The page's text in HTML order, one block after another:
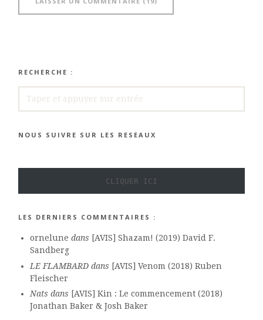
RECHERCHE :
NOUS SUIVRE SUR LES RESEAUX
CLIQUER ICI
LES DERNIERS COMMENTAIRES :
ornelune dans [AVIS] Shazam! (2019) David F.
Sandberg
LE FLAMBARDdans [AVIS] Venom (2018) Ruben
Fleischer
Nats dans [AVIS] Kin : Le commencement (2018)
Jonathan Baker & Josh Baker